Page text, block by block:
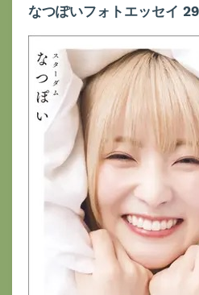
なつぽいフォトエッセイ